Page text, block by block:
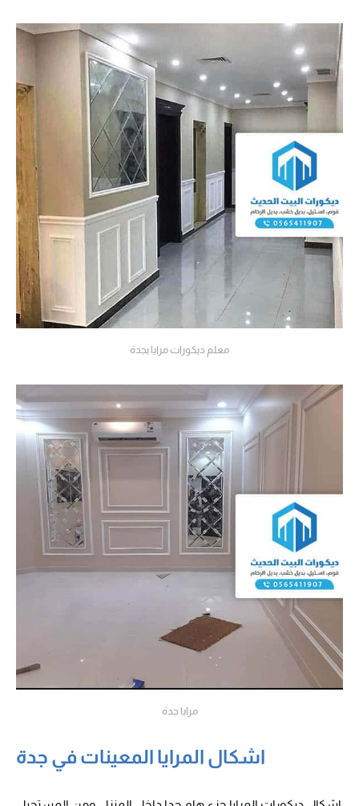
معلم ديكورات مرايا بجدة
مرايا جدة
اشكال المرايا المعينات في جدة